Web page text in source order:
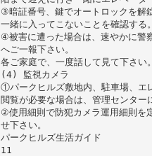
③暗証番号、鍵でオートロックを解
一緒に入ってこないことを確認する。
④被害に遭った場合は、速やかに警
へご一報下さい。
各ご家庭で、一度話して見て下さい
(4) 監視カメラ
①パークヒルズ敷地内、駐車場、エ
閲覧が必要な場合は、管理センター
②使用細則で防犯カメラ運用細則を
せ下さい。
パークヒルズ生活ガイド
11